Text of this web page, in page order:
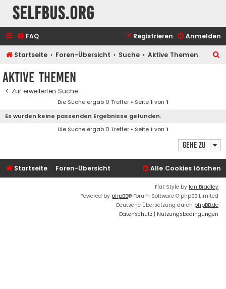
selfbus.org
FAQ Anmelden
Registrieren
Startseite Foren-Übersicht Suche Aktive Themen
Aktive Themen
Zur erweiterten Suche
Die Suche ergab 0 Treffer • Seite1 von 1
Es wurden keine passenden Ergebnisse gefunden.
Die Suche ergab 0 Treffer • Seite1 von 1
Gehe zu
Startseite Foren-Übersicht Alle Cookies löschen
Flat Style by Ian Bradley
Powered by phpBB® Forum Software © phpBB Limited
Deutsche Übersetzung durch phpBB.de
Datenschutz | Nutzungsbedingungen